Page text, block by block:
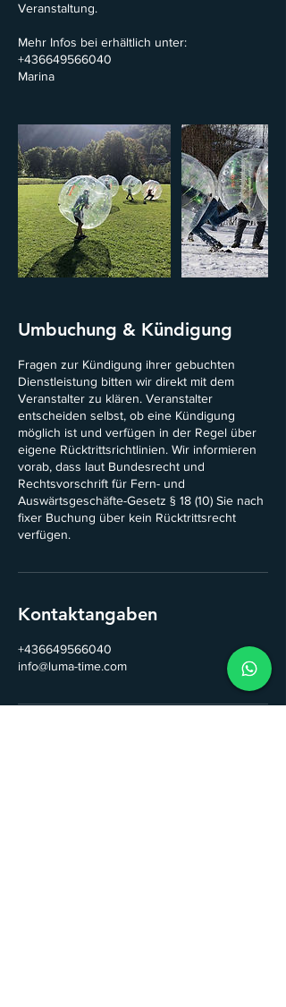
Veranstaltung.
Mehr Infos bei erhältlich unter:
+436649566040
Marina
Umbuchung & Kündigung
Fragen zur Kündigung ihrer gebuchten
Dienstleistung bitten wir direkt mit dem
Veranstalter zu klären. Veranstalter
entscheiden selbst, ob eine Kündigung
möglich ist und verfügen in der Regel über
eigene Rücktrittsrichtlinien. Wir informieren
vorab, dass laut Bundesrecht und
Rechtsvorschrift für Fern- und
Auswärtsgeschäfte-Gesetz § 18 (10) Sie nach
fixer Buchung über kein Rücktrittsrecht
verfügen.
Kontaktangaben
+436649566040
info@luma-time.com